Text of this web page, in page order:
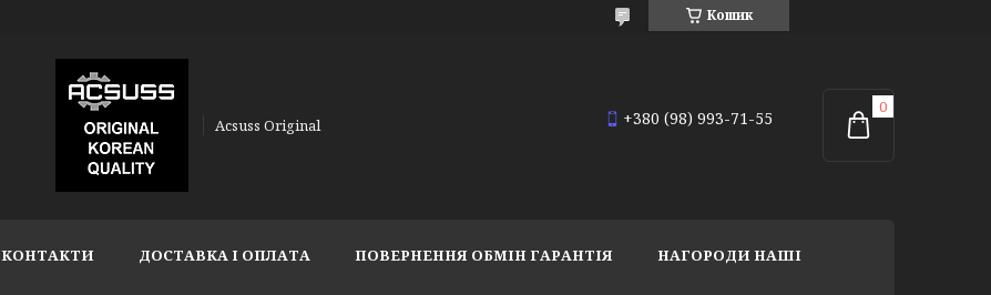
Кошик
Acsuss Original +380 (98) 993-71-55
КОНТАКТИ ДОСТАВКА І ОПЛАТА ПОВЕРНЕННЯ ОБМІН ГАРАНТІЯ НАГОРОДИ НАШІ